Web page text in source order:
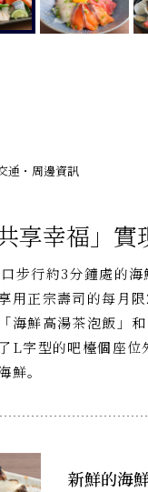
通・周邊資訊
享幸福」
行約3分鐘處的海
用正宗壽司的每月
海鮮高湯茶泡飯」
L字型的吧檯個座
鮮。
新鮮的海